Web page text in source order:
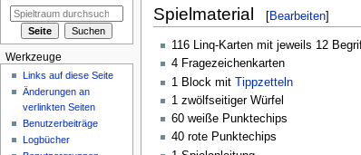
Spielmaterial [Bearbeiten]
116 Linq-Karten mit jeweils 12
4 Fragezeichenkarten
1 Block mit Tippzetteln
1 zwölfseitiger Würfel
60 weiße Punktechips
40 rote Punktechips
Werkzeuge
Links auf diese Seite
Änderungen an
verlinkten Seiten
Benutzerbeiträge
Logbücher